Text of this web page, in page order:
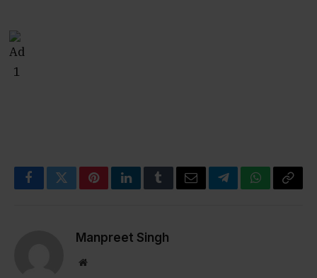
FacebookTwitterPinterestLinkedInTumblrEmailTelegramWhatsApp
Copy
Manpreet Singh
Website